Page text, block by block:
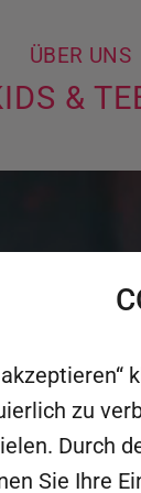
ÜBER UNS
&
zu
Durch
Sie Ihre